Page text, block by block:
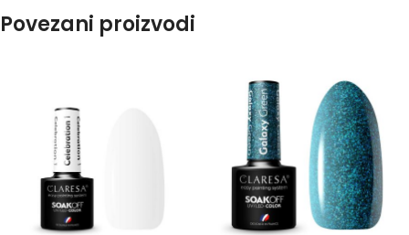
Povezani proizvodi